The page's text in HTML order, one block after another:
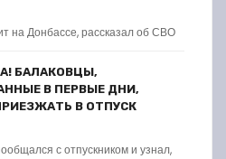
на Донбассе, рассказал об СВО
БАЛАКОВЦЫ,
В ПЕРВЫЕ ДНИ,
В ОТПУСК
с отпускником и узнал,